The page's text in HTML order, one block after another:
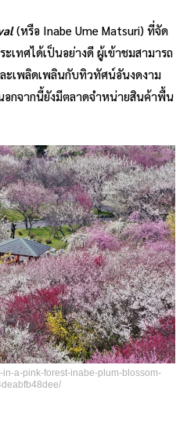
(หรือ Inabe Ume Matsuri) ที่จัด
เทศได้เป็นอย่างดี ผู้เข้าชมสามารถ
ะเพลิดเพลินกับทิวทัศน์อันงดงาม
อกจากนี้ยังมีตลาดจำหน่ายสินค้าพื้น
a-pink-forest-inabe-plum-blossom-